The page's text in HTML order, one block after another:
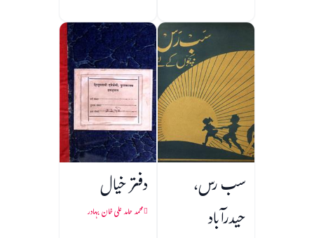
سب رس،
حیدرآباد
دفتر خیال
محمد حامد علی خان بہادر